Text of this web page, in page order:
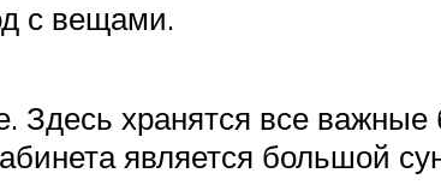
с вещами.
Здесь хранятся все
является большой